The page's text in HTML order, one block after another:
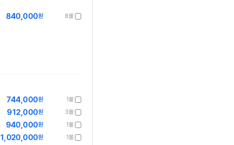
8몰
840,000원
1몰
744,000원
3몰
912,000원
1몰
940,000원
1몰
1,020,000원